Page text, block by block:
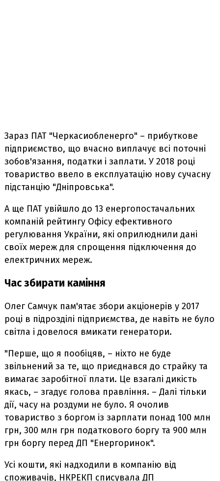
Зараз ПАТ "Черкасиобленерго" – прибуткове
підприємство, що вчасно виплачує всі поточні
зобов'язання, податки і заплати. У 2018 році
товариство ввело в експлуатацію нову сучасну
підстанцію "Дніпровська".
А ще ПАТ увійшло до 13 енергопостачальних
компаній рейтингу Офісу ефективного
регулювання України, які оприлюднили дані
своїх мереж для спрощення підключення до
електричних мереж.
Час збирати каміння
Олег Самчук пам'ятає збори акціонерів у 2017
році в підрозділі підприємства, де навіть не було
світла і довелося вмикати генератори.
"Перше, що я пообіцяв, – ніхто не буде
звільнений за те, що приєднався до страйку та
вимагає заробітної плати. Це взагалі дикість
якась, – згадує голова правління. – Далі тільки
дії, часу на роздуми не було. Я очолив
товариство з боргом із зарплати понад 100 млн
грн, 300 млн грн податкового боргу та 900 млн
грн боргу перед ДП "Енергоринок".
Усі кошти, які надходили в компанію від
споживачів, НКРЕКП списувала ДП